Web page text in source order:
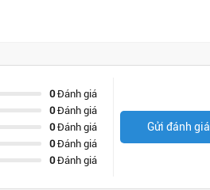
0Đánh giá
0Đánh giá
0Đánh giá
0Đánh giá
0Đánh giá
Gửi đánh